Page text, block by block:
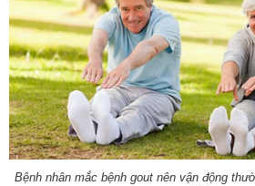
Bệnh nhân mắc bệnh gout nên vận động